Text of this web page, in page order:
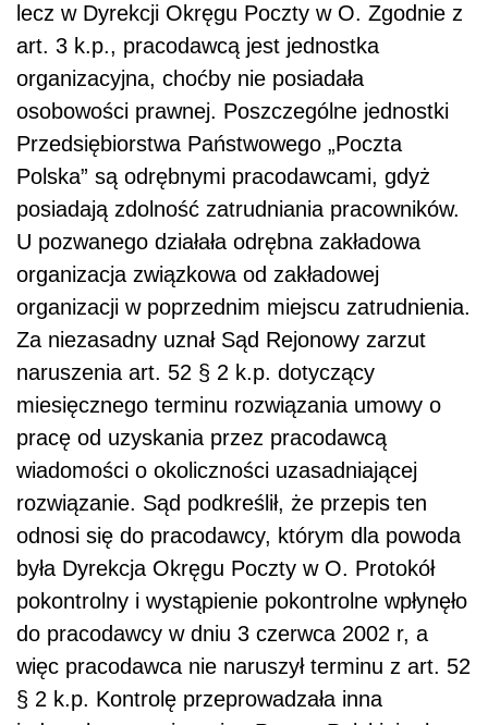
lecz w Dyrekcji Okręgu Poczty w O. Zgodnie z
art. 3 k.p., pracodawcą jest jednostka
organizacyjna, choćby nie posiadała
osobowości prawnej. Poszczególne jednostki
Przedsiębiorstwa Państwowego „Poczta
Polska” są odrębnymi pracodawcami, gdyż
posiadają zdolność zatrudniania pracowników.
U pozwanego działała odrębna zakładowa
organizacja związkowa od zakładowej
organizacji w poprzednim miejscu zatrudnienia.
Za niezasadny uznał Sąd Rejonowy zarzut
naruszenia art. 52 § 2 k.p. dotyczący
miesięcznego terminu rozwiązania umowy o
pracę od uzyskania przez pracodawcą
wiadomości o okoliczności uzasadniającej
rozwiązanie. Sąd podkreślił, że przepis ten
odnosi się do pracodawcy, którym dla powoda
była Dyrekcja Okręgu Poczty w O. Protokół
pokontrolny i wystąpienie pokontrolne wpłynęło
do pracodawcy w dniu 3 czerwca 2002 r, a
więc pracodawca nie naruszył terminu z art. 52
§ 2 k.p. Kontrolę przeprowadzała inna